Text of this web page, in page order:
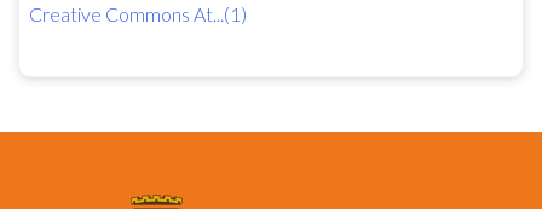
Creative Commons At...(1)